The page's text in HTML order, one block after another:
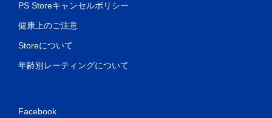
PS Storeキャンセルポリシー
健康上のご注意
Storeについて
年齢別レーティングについて
Facebook